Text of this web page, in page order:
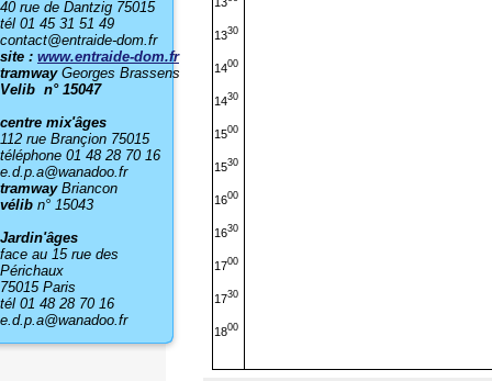
1330
1400
1430
1500
1530
1600
1630
1700
1730
1800
40 rue de Dantzig 75015
tél 01 45 31 51 49
contact@entraide-dom.fr
site : www.entraide-dom.fr
tramway Georges Brassens
Velib n° 15047
centre mix'âges
112 rue Brançion 75015
téléphone 01 48 28 70 16
e.d.p.a@wanadoo.fr
tramwayBriancon
vélib n° 15043
Jardin'âges
face au 15 rue des
Périchaux
75015 Paris
tél 01 48 28 70 16
e.d.p.a@wanadoo.fr